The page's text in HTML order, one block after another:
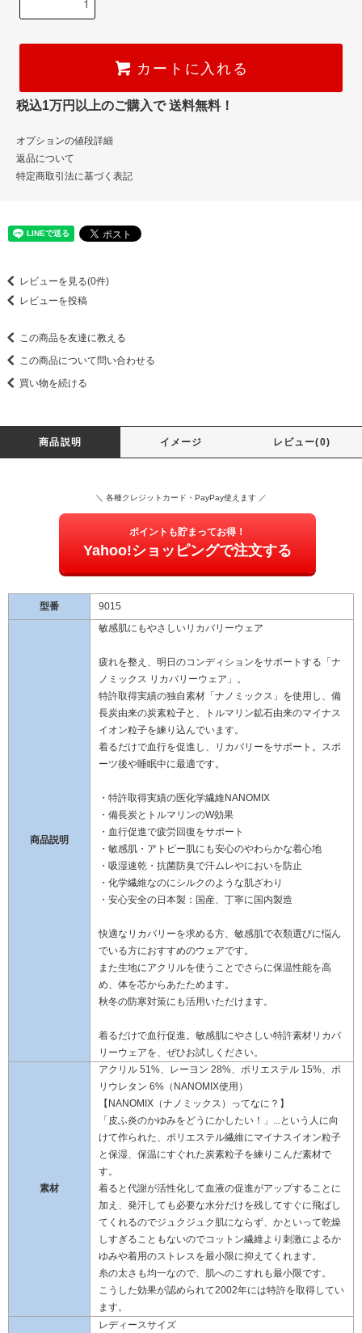
カートに入れる
税込1万円以上のご購入で 送料無料！
オプションの値段詳細
返品について
特定商取引法に基づく表記
レビューを見る(0件)
レビューを投稿
この商品を友達に教える
この商品について問い合わせる
買い物を続ける
商品説明 イメージ レビュー(0)
＼ 各種クレジットカード・PayPay使えます ／
ポイントも貯まってお得！
Yahoo!ショッピングで注文する
型番 9015
商品説明
敏感肌にもやさしいリカバリーウェア
疲れを整え、明日のコンディションをサポートする「ナ
ノミックス リカバリーウェア」。
特許取得実績の独自素材「ナノミックス」を使用し、備
長炭由来の炭素粒子と、トルマリン鉱石由来のマイナス
イオン粒子を練り込んでいます。
着るだけで血行を促進し、リカバリーをサポート。スポ
ーツ後や睡眠中に最適です。
・特許取得実績の医化学繊維NANOMIX
・備長炭とトルマリンのW効果
・血行促進で疲労回復をサポート
・敏感肌・アトピー肌にも安心のやわらかな着心地
・吸湿速乾・抗菌防臭で汗ムレやにおいを防止
・化学繊維なのにシルクのような肌ざわり
・安心安全の日本製：国産、丁寧に国内製造
快適なリカバリーを求める方、敏感肌で衣類選びに悩ん
でいる方におすすめのウェアです。
また生地にアクリルを使うことでさらに保温性能を高
め、体を芯からあたためます。
秋冬の防寒対策にも活用いただけます。
着るだけで血行促進。敏感肌にやさしい特許素材リカバ
リーウェアを、ぜひお試しください。
素材
アクリル 51%、レーヨン 28%、ポリエステル 15%、ポ
リウレタン 6%（NANOMIX使用）
【NANOMIX（ナノミックス）ってなに？】
「皮ふ炎のかゆみをどうにかしたい！」...という人に向
けて作られた、ポリエステル繊維にマイナスイオン粒子
と保湿、保温にすぐれた炭素粒子を練りこんだ素材で
す。
着ると代謝が活性化して血液の促進がアップすることに
加え、発汗しても必要な水分だけを残してすぐに飛ばし
てくれるのでジュクジュク肌にならず、かといって乾燥
しすぎることもないのでコットン繊維より刺激によるか
ゆみや着用のストレスを最小限に抑えてくれます。
糸の太さも均一なので、肌へのこすれも最小限です。
こうした効果が認められて2002年には特許を取得してい
ます。
レディースサイズ